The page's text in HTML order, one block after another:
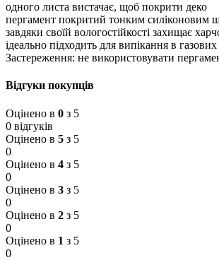
одного листа вистачає, щоб покрити деко
пергамент покритий тонким силіконовим
завдяки своїй вологостійкості захищає
ідеально підходить для випікання в
Застереження: не використовувати
Відгуки покупців
Оцінено в 0 з 5
0 відгуків
Оцінено в 5 з 5
0
Оцінено в 4 з 5
0
Оцінено в 3 з 5
0
Оцінено в 2 з 5
0
Оцінено в 1 з 5
0